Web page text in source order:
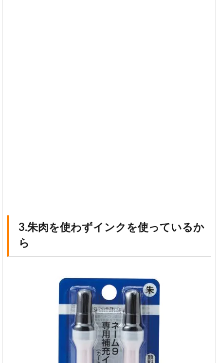
3.朱肉を使わずインクを使っているか
ら